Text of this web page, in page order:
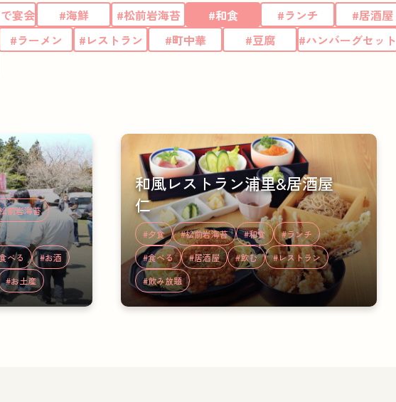
宴会 #海鮮 #松前岩海苔 #和食 #ランチ #居酒屋
#ラーメン #レストラン #町中華 #豆腐 #ハンバーグセット
前岩海苔
べる
#お酒
#お土産
和風レストラン浦里&居酒屋
仁
#夕食 #松前岩海苔 #和食
#ランチ
#食べる
#居酒屋 #飲む
#レストラン
#飲み放題